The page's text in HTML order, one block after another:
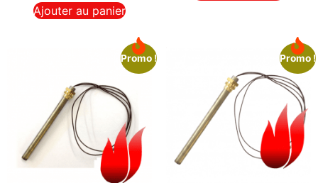
Ajouter au panier
Promo ! Promo !